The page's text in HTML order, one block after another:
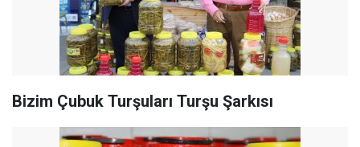
Bizim Çubuk Turşuları Turşu Şarkısı